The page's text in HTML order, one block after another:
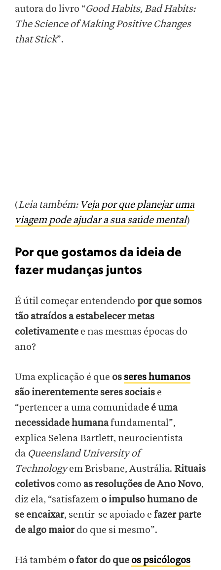
autora do livro “Good Habits, Bad Habits:
The Science of Making Positive Changes
that Stick”.
(Leia também: Veja por que planejar uma
viagem pode ajudar a sua saúde mental)
Por que gostamos da ideia de
fazer mudanças juntos
É útil começar entendendo por que somos
tão atraídos a estabelecer metas
coletivamente e nas mesmas épocas do
ano?
Uma explicação é que os seres humanos
são inerentemente seres sociais e
“pertencer a uma comunidade é uma
necessidade humanafundamental”,
explica Selena Bartlett, neurocientista
da Queensland University of
Technologyem Brisbane, Austrália. Rituais
coletivos como as resoluções de Ano Novo,
diz ela, “satisfazem o impulso humano de
se encaixar, sentir-se apoiado e fazer parte
de algo maiordo que si mesmo”.
Há também o fator do que os psicólogos